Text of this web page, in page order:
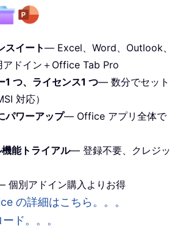
スイート— Excel、Word、Outlook、
ドイン＋Office Tab Pro
1 つ、ライセンス1 つ— 数分でセット
対応）
パワーアップ— Office アプリ全体で
能トライアル— 登録不要、クレジッ
個別アドイン購入よりお得
の詳細はこちら。。。
ド。。。